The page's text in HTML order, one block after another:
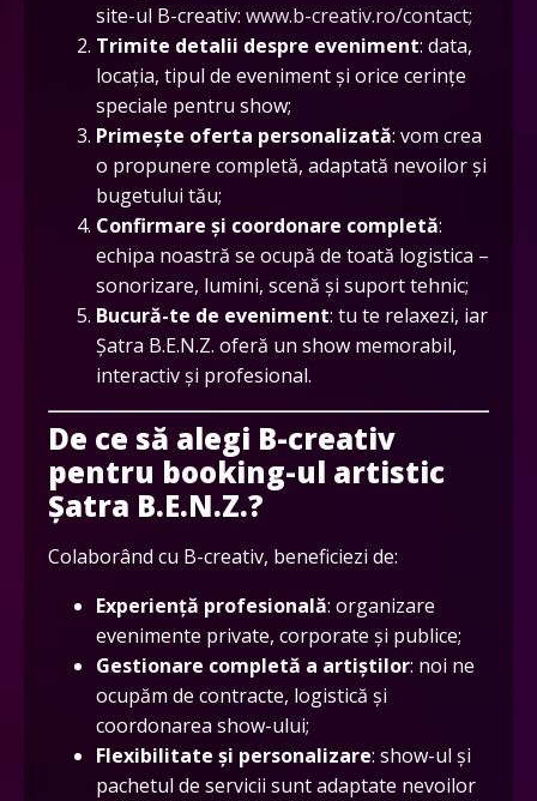
site-ul B-creativ: www.b-creativ.ro/contact;
Trimite detalii despre eveniment: data,
locația, tipul de eveniment și orice cerințe
speciale pentru show;
Primește oferta personalizată: vom crea
o propunere completă, adaptată nevoilor și
bugetului tău;
Confirmare și coordonare completă:
echipa noastră se ocupă de toată logistica –
sonorizare, lumini, scenă și suport tehnic;
Bucură-te de eveniment: tu te relaxezi, iar
Șatra B.E.N.Z. oferă un show memorabil,
interactiv și profesional.
De ce să alegi B-creativ
pentru booking-ul artistic
Șatra B.E.N.Z.?
Colaborând cu B-creativ, beneficiezi de:
Experiență profesională: organizare
evenimente private, corporate și publice;
Gestionare completă a artiștilor: noi ne
ocupăm de contracte, logistică și
coordonarea show-ului;
Flexibilitate și personalizare: show-ul și
pachetul de servicii sunt adaptate nevoilor